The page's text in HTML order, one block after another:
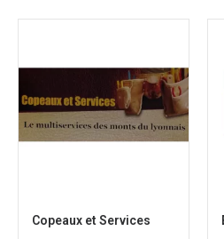
Copeaux et Services